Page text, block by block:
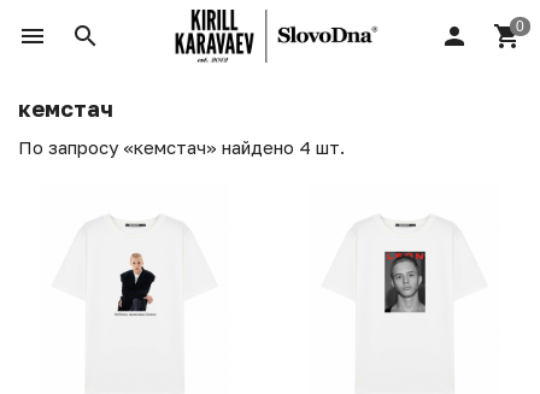
кемстач
По запросу «кемстач» найдено 4 шт.